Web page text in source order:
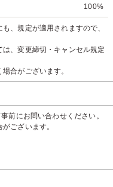
100%
、規定が適用されますので、
、変更締切・キャンセル規定
合がございます。
前にお問い合わせください。
ございます。